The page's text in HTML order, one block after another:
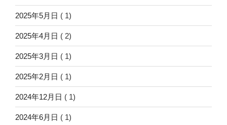
2025年5月日 ( 1)
2025年4月日 ( 2)
2025年3月日 ( 1)
2025年2月日 ( 1)
2024年12月日 ( 1)
2024年6月日 ( 1)